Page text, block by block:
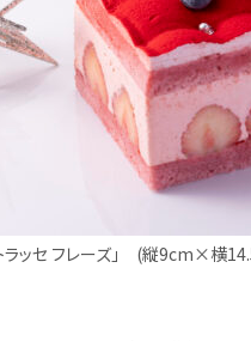
ラッセ フレーズ」 (縦9cm×